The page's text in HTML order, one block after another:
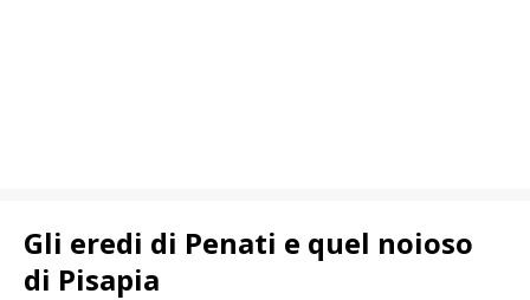
Gli eredi di Penati e quel noioso
di Pisapia